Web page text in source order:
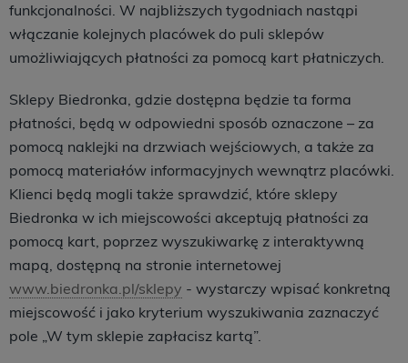
funkcjonalności. W najbliższych tygodniach nastąpi
włączanie kolejnych placówek do puli sklepów
umożliwiających płatności za pomocą kart płatniczych.
Sklepy Biedronka, gdzie dostępna będzie ta forma
płatności, będą w odpowiedni sposób oznaczone – za
pomocą naklejki na drzwiach wejściowych, a także za
pomocą materiałów informacyjnych wewnątrz placówki.
Klienci będą mogli także sprawdzić, które sklepy
Biedronka w ich miejscowości akceptują płatności za
pomocą kart, poprzez wyszukiwarkę z interaktywną
mapą, dostępną na stronie internetowej
www.biedronka.pl/sklepy - wystarczy wpisać konkretną
miejscowość i jako kryterium wyszukiwania zaznaczyć
pole „W tym sklepie zapłacisz kartą”.